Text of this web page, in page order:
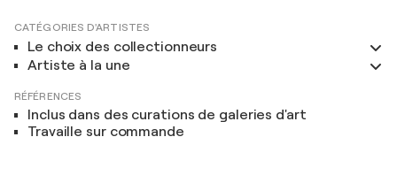
CATÉGORIES D'ARTISTES
Le choix des collectionneurs
Artiste à la une
RÉFÉRENCES
Inclus dans des curations de galeries d'art
Travaille sur commande